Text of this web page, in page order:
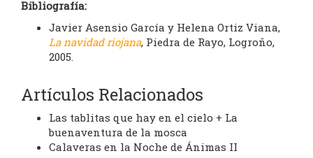
Bibliografía:
Javier Asensio García y Helena Ortiz Viana,
La navidad riojana, Piedra de Rayo, Logroño,
2005.
Artículos Relacionados
Las tablitas que hay en el cielo + La
buenaventura de la mosca
Calaveras en la Noche de Ánimas II